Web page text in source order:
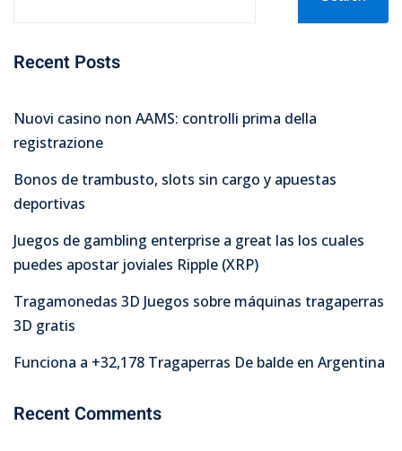
Recent Posts
Nuovi casino non AAMS: controlli prima della
registrazione
Bonos de trambusto, slots sin cargo y apuestas
deportivas
Juegos de gambling enterprise a great las los cuales
puedes apostar joviales Ripple (XRP)
Tragamonedas 3D Juegos sobre máquinas tragaperras
3D gratis
Funciona a +32,178 Tragaperras De balde en Argentina
Recent Comments